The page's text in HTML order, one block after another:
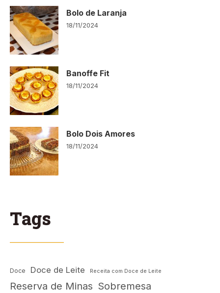
Bolo de Laranja
18/11/2024
Banoffe Fit
18/11/2024
Bolo Dois Amores
18/11/2024
Tags
Doce Doce de Leite Receita com Doce de Leite
Reserva de Minas Sobremesa